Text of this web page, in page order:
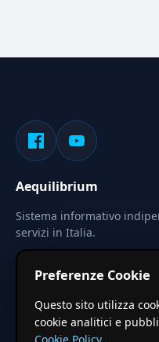
Aequilibrium
Sistema informativo
servizi in Italia.
Le stime pubblicate sono
territoriali regionali
costituiscono preventivo
Preferenze Cookie
Questo sito utilizza
cookie analitici e